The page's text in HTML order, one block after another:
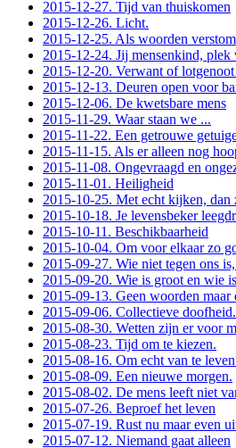
2015-12-27. Tijd van thuiskomen
2015-12-26. Licht.
2015-12-25. Als woorden
2015-12-24. Jij mensenkind, plek
2015-12-20. Verwant of
2015-12-13. Deuren open voor
2015-12-06. De kwetsbare mens
2015-11-29. Waar staan we ...
2015-11-22. Een getrouwe
2015-11-15. Als er alleen nog
2015-11-08. Ongevraagd en
2015-11-01. Heiligheid
2015-10-25. Met echt kijken, dan
2015-10-18. Je levensbeker
2015-10-11. Beschikbaarheid
2015-10-04. Om voor elkaar zo
2015-09-27. Wie niet tegen ons
2015-09-20. Wie is groot en wie
2015-09-13. Geen woorden maar
2015-09-06. Collectieve doofheid.
2015-08-30. Wetten zijn er voor
2015-08-23. Tijd om te kiezen.
2015-08-16. Om echt van te
2015-08-09. Een nieuwe morgen.
2015-08-02. De mens leeft niet
2015-07-26. Beproef het leven
2015-07-19. Rust nu maar even
2015-07-12. Niemand gaat alleen